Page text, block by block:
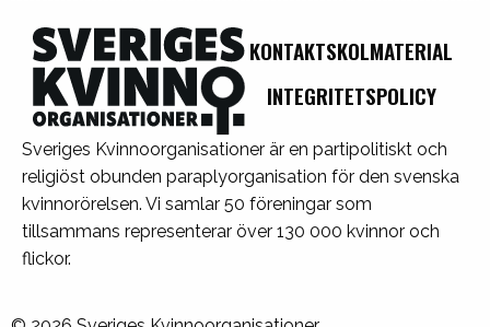
Sveriges Kvinnoorganisationer är en partipolitiskt och
religiöst obunden paraplyorganisation för den svenska
kvinnorörelsen. Vi samlar 50 föreningar som
tillsammans representerar över 130 000 kvinnor och
flickor.
KONTAKTSKOLMATERIAL
INTEGRITETSPOLICY